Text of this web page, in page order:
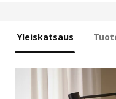
Yleiskatsaus